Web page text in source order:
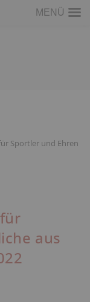
Sportler und
aus
MENÜ